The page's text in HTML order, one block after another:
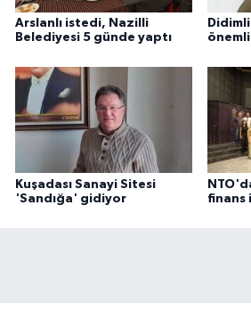
Arslanlı istedi, Nazilli
Belediyesi 5 günde yaptı
Didimli
Kuşadası Sanayi Sitesi
'Sandığa' gidiyor
finans